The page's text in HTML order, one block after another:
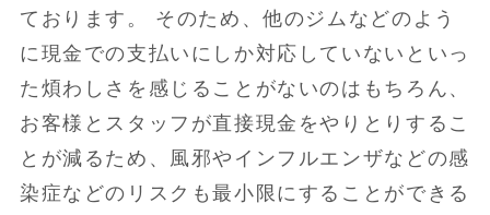
ております。 そのため、他のジムなどのよう
に現金での支払いにしか対応していないといっ
た煩わしさを感じることがないのはもちろん、
お客様とスタッフが直接現金をやりとりするこ
とが減るため、風邪やインフルエンザなどの感
染症などのリスクも最小限にすることができる